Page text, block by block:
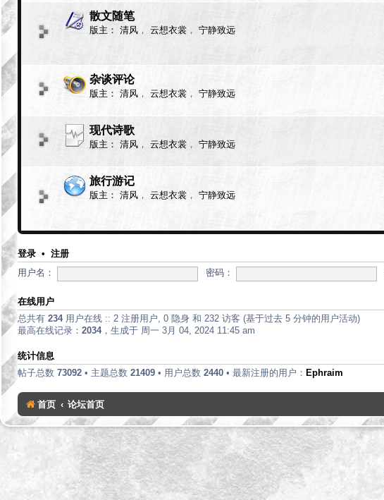
散文随笔
版主： 清风 ， 云想衣裳 ， 宁静致远
杂谈评论
版主： 清风 ， 云想衣裳 ， 宁静致远
现代诗歌
版主： 清风 ， 云想衣裳 ， 宁静致远
旅行游记
版主： 清风 ， 云想衣裳 ， 宁静致远
登录 • 注册
用户名： 密码：
在线用户
总共有 234用户在线 :: 2 注册用户, 0 隐身 和 232 访客 (基于过去 5 分钟的用户活动)
最高在线记录： 2034，生成于 周一 3月 04, 2024 11:45 am
统计信息
帖子总数 73092 • 主题总数 21409 • 用户总数 2440 • 最新注册的用户： Ephraim
首页 论坛首页